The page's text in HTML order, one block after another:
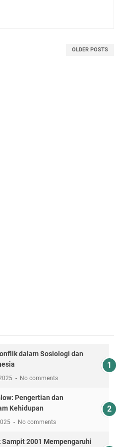
OLDER POSTS
dalam Sosiologi dan
No comments
Pengertian dan
Kehidupan
No comments
2001 Mempengaruhi